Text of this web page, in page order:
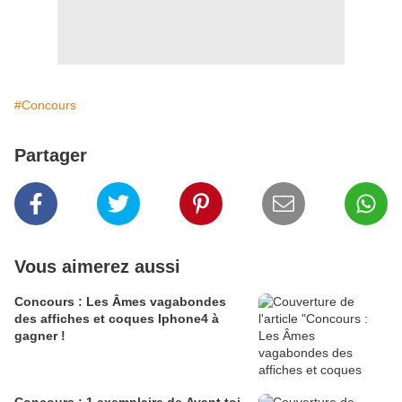
#Concours
Partager
Vous aimerez aussi
Concours : Les Âmes vagabondes
des affiches et coques Iphone4 à
gagner !